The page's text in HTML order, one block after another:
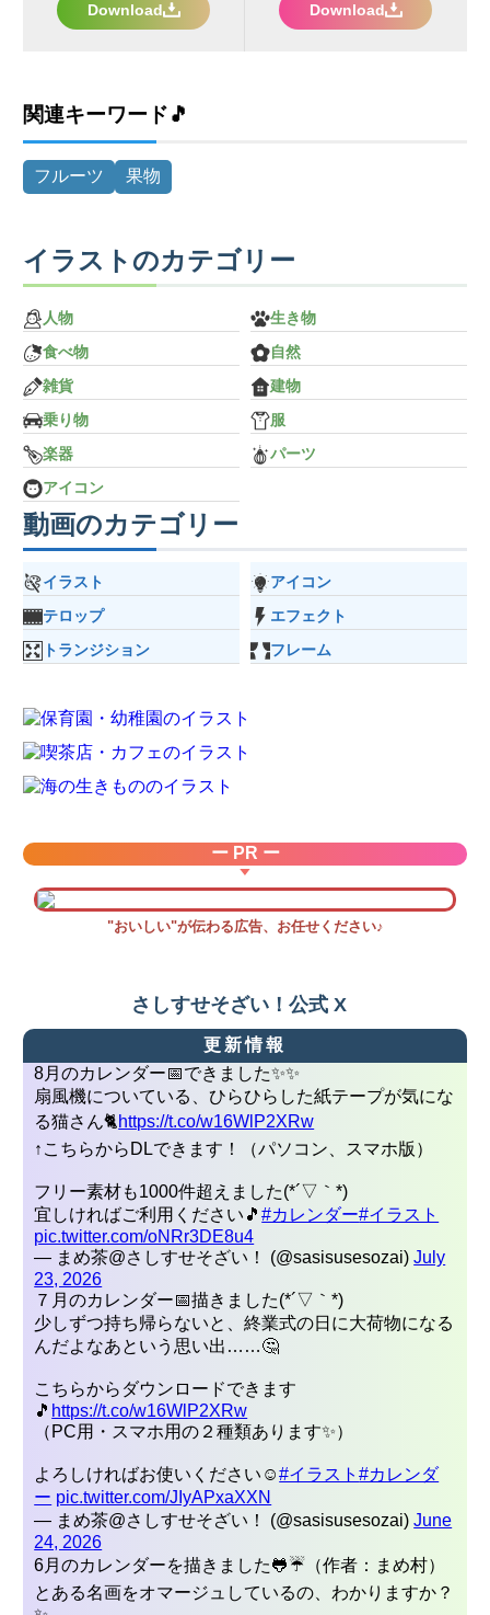
Download Download
関連キーワード🎵
フルーツ 果物
イラストのカテゴリー
人物
生き物
食べ物
自然
雑貨
建物
乗り物
服
楽器
パーツ
アイコン
動画のカテゴリー
イラスト
アイコン
テロップ
エフェクト
トランジション
フレーム
ー PR ー
"おいしい"が伝わる広告、お任せください♪
さしすせそざい！公式 X
更新情報
8月のカレンダー📅できました✨✨
扇風機についている、ひらひらした紙テープが気にな
る猫さん🐈https://t.co/w16WlP2XRw
↑こちらからDLできます！（パソコン、スマホ版）
フリー素材も1000件超えました(*´▽｀*)
宜しければご利用ください🎵#カレンダー#イラスト
pic.twitter.com/oNRr3DE8u4
— まめ茶@さしすせそざい！ (@sasisusesozai)July
23, 2026
７月のカレンダー📅描きました(*´▽｀*)
少しずつ持ち帰らないと、終業式の日に大荷物になる
んだよなあという思い出……🤔
こちらからダウンロードできます
🎵 https://t.co/w16WlP2XRw
（PC用・スマホ用の２種類あります✨）
よろしければお使いください☺#イラスト#カレンダ
ーㅤㅤㅤ pic.twitter.com/JIyAPxaXXN
— まめ茶@さしすせそざい！ (@sasisusesozai)June
24, 2026
6月のカレンダーを描きました🐸☔（作者：まめ村）
とある名画をオマージュしているの、わかりますか？